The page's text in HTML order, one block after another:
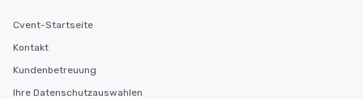
Cvent-Startseite
Kontakt
Kundenbetreuung
Ihre Datenschutzauswahlen